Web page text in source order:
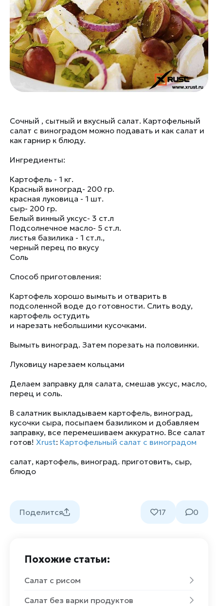
Сочный , сытный и вкусный салат. Картофельный
салат с виноградом можно подавать и как салат и
как гарнир к блюду.
Ингредиенты:
Картофель - 1 кг.
Красный виноград- 200 гр.
красная луковица - 1 шт.
сыр- 200 гр.
Белый винный уксус- 3 ст.л
Подсолнечное масло- 5 ст.л.
листья базилика - 1 ст.л.,
черный перец по вкусу
Соль
Способ приготовления:
Картофель хорошо вымыть и отварить в
подсоленной воде до готовности. Слить воду,
картофель остудить
и нарезать небольшими кусочками.
Вымыть виноград. Затем порезать на половинки.
Луковицу нарезаем кольцами
Делаем заправку для салата, смешав уксус, масло,
перец и соль.
В салатник выкладываем картофель, виноград,
кусочки сыра, посыпаем базиликом и добавляем
заправку, все перемешиваем аккуратно. Все салат
готов! Xrust: Картофельный салат с виноградом
салат, картофель, виноград. приготовить, сыр,
блюдо
Поделится 17 0
Похожие статьи:
Салат с рисом
Салат без варки продуктов